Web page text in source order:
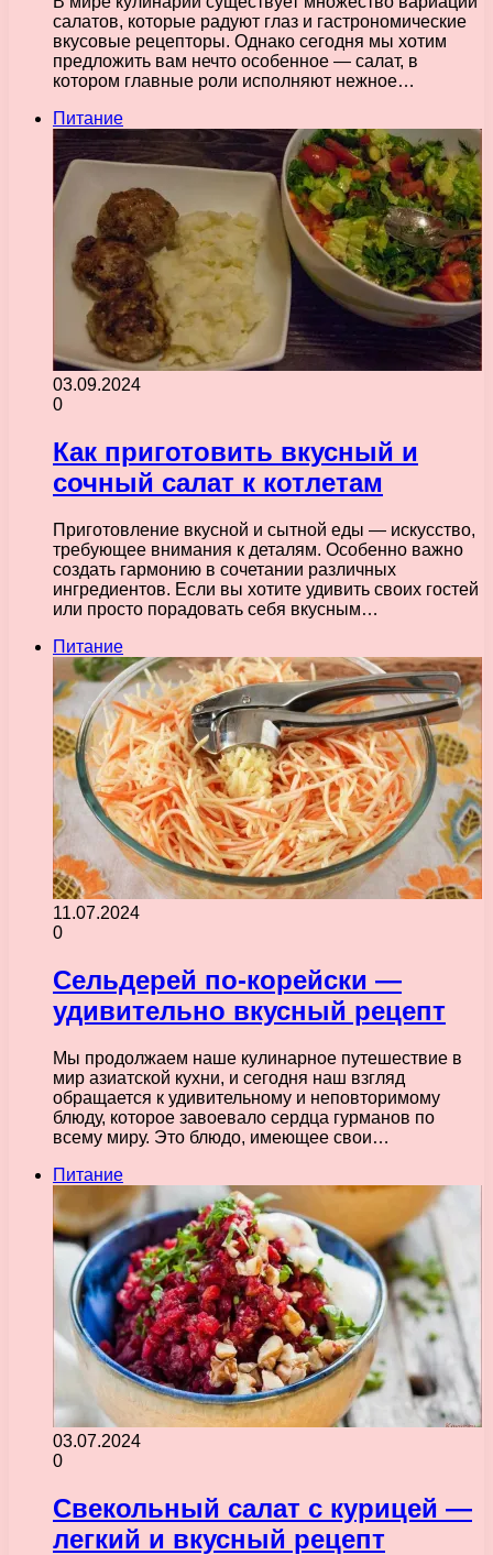
салатов, которые радуют глаз и гастрономические
вкусовые рецепторы. Однако сегодня мы хотим
предложить вам нечто особенное — салат, в
котором главные роли исполняют нежное…
Питание
03.09.2024
0
Как приготовить вкусный и
сочный салат к котлетам
Приготовление вкусной и сытной еды — искусство,
требующее внимания к деталям. Особенно важно
создать гармонию в сочетании различных
ингредиентов. Если вы хотите удивить своих гостей
или просто порадовать себя вкусным…
Питание
11.07.2024
0
Сельдерей по-корейски —
удивительно вкусный рецепт
Мы продолжаем наше кулинарное путешествие в
мир азиатской кухни, и сегодня наш взгляд
обращается к удивительному и неповторимому
блюду, которое завоевало сердца гурманов по
всему миру. Это блюдо, имеющее свои…
Питание
03.07.2024
0
Свекольный салат с курицей —
легкий и вкусный рецепт